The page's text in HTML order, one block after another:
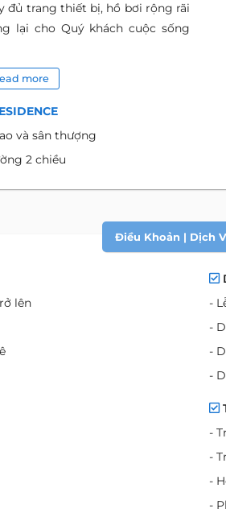
đủ trang thiết bị, hồ bơi rộng rãi
lại cho Quý khách cuộc sống
more
và sân thượng
2 chiều
Điều Khoản | Dịch
lên
-
-
-
-
-
-
-
-